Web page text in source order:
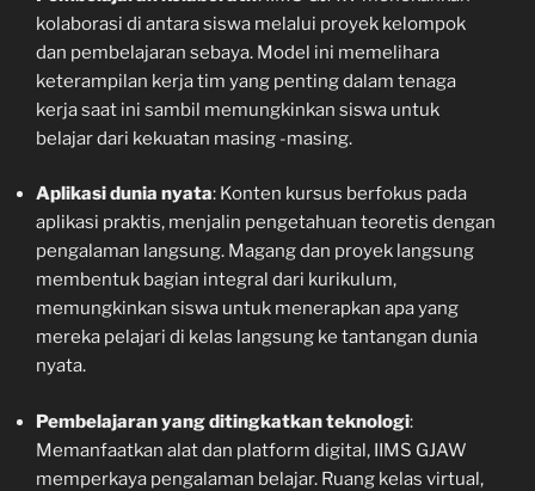
kolaborasi di antara siswa melalui proyek kelompok
dan pembelajaran sebaya. Model ini memelihara
keterampilan kerja tim yang penting dalam tenaga
kerja saat ini sambil memungkinkan siswa untuk
belajar dari kekuatan masing -masing.
Aplikasi dunia nyata: Konten kursus berfokus pada
aplikasi praktis, menjalin pengetahuan teoretis dengan
pengalaman langsung. Magang dan proyek langsung
membentuk bagian integral dari kurikulum,
memungkinkan siswa untuk menerapkan apa yang
mereka pelajari di kelas langsung ke tantangan dunia
nyata.
Pembelajaran yang ditingkatkan teknologi:
Memanfaatkan alat dan platform digital, IIMS GJAW
memperkaya pengalaman belajar. Ruang kelas virtual,